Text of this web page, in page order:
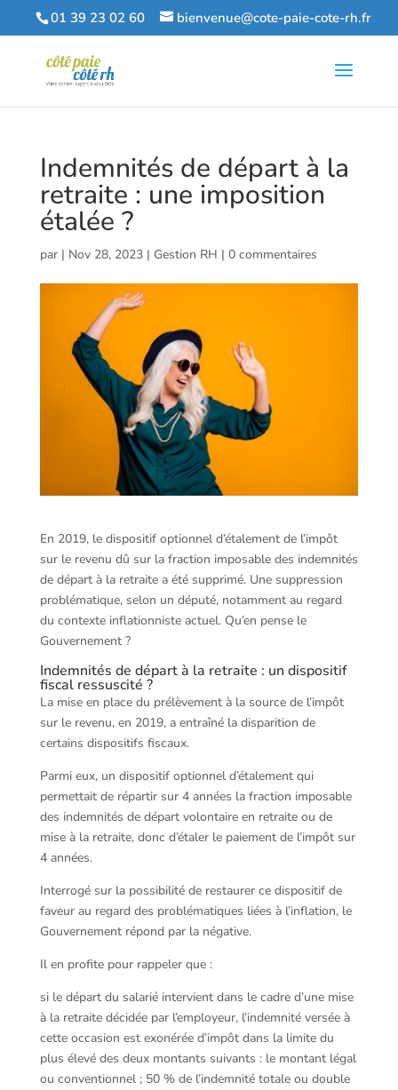
01 39 23 02 60 bienvenue@cote-paie-cote-rh.fr
Indemnités de départ à la
retraite : une imposition
étalée ?
par | Nov 28, 2023| Gestion RH | 0 commentaires
En 2019, le dispositif optionnel d’étalement de l’impôt
sur le revenu dû sur la fraction imposable des indemnités
de départ à la retraite a été supprimé. Une suppression
problématique, selon un député, notamment au regard
du contexte inflationniste actuel. Qu’en pense le
Gouvernement ?
Indemnités de départ à la retraite : un dispositif
fiscal ressuscité ?
La mise en place du prélèvement à la source de l’impôt
sur le revenu, en 2019, a entraîné la disparition de
certains dispositifs fiscaux.
Parmi eux, un dispositif optionnel d’étalement qui
permettait de répartir sur 4 années la fraction imposable
des indemnités de départ volontaire en retraite ou de
mise à la retraite, donc d’étaler le paiement de l’impôt sur
4 années.
Interrogé sur la possibilité de restaurer ce dispositif de
faveur au regard des problématiques liées à l’inflation, le
Gouvernement répond par la négative.
Il en profite pour rappeler que :
si le départ du salarié intervient dans le cadre d’une mise
à la retraite décidée par l’employeur, l’indemnité versée à
cette occasion est exonérée d’impôt dans la limite du
plus élevé des deux montants suivants : le montant légal
ou conventionnel ; 50 % de l’indemnité totale ou double